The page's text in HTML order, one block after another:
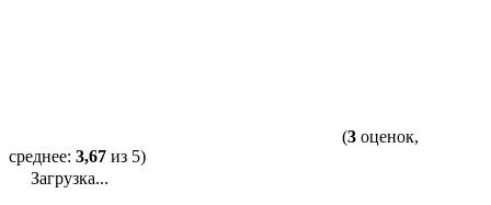
(3 оценок,
среднее: 3,67 из 5)
Загрузка...